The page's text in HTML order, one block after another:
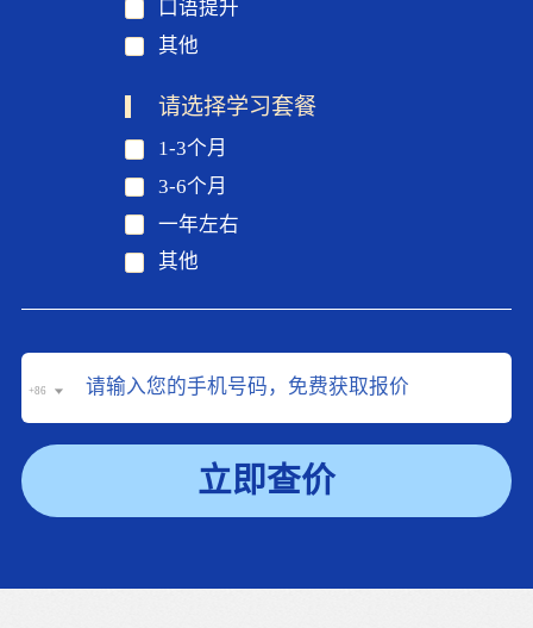
口语提升
其他
请选择学习套餐
1-3个月
3-6个月
一年左右
其他
+86
立即查价